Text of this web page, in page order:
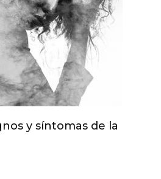
y síntomas de la